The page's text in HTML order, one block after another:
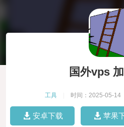
国外vps
工具 时间：2025-05-14
安卓下载 苹果